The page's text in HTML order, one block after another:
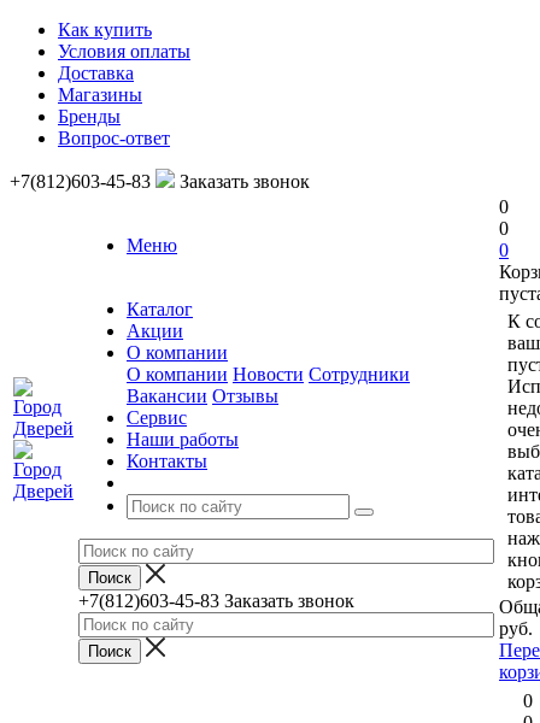
Как купить
Условия оплаты
Доставка
Магазины
Бренды
Вопрос-ответ
+7(812)603-45-83 Заказать звонок
Меню
Каталог
Акции
О компании
О компании Новости Сотрудники
Вакансии Отзывы
Сервис
Наши работы
Контакты
+7(812)603-45-83 Заказать звонок
0
0
0
К
руб.
0